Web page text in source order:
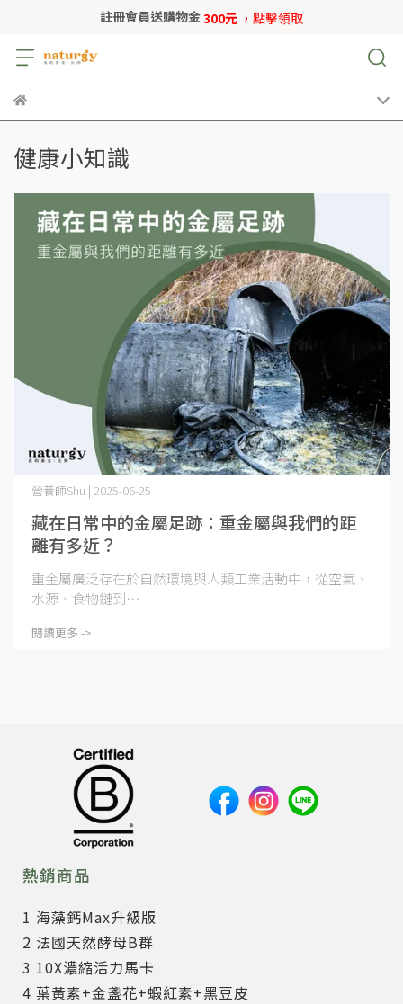
註冊會員送購物金300元 ，點擊領取
健康小知識
藏在日常中的金屬足跡：重金屬與我們的距
離有多近？
營養師Shu | 2025-06-25
重金屬廣泛存在於自然環境與人類工業活動中，從空氣、
水源、食物鏈到⋯
閱讀更多 ->
熱銷商品
1 海藻鈣Max升級版
2 法國天然酵母B群
3 10X濃縮活力馬卡
4 葉黃素+金盞花+蝦紅素+黑豆皮